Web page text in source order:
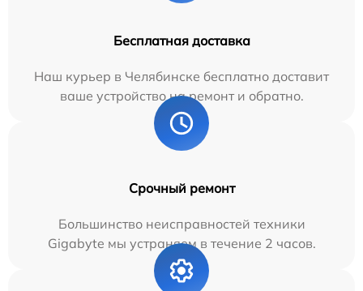
Бесплатная доставка
Наш курьер в Челябинске бесплатно доставит
ваше устройство на ремонт и обратно.
Срочный ремонт
Большинство неисправностей техники
Gigabyte мы устраняем в течение 2 часов.